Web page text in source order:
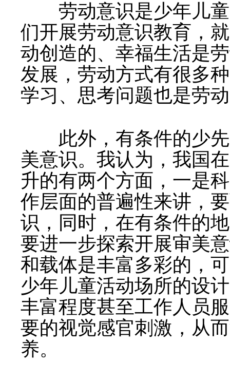
劳动意识是少年儿童
们开展劳动意识教育，
动创造的、幸福生活是
发展，劳动方式有很多
学习、思考问题也是劳
此外，有条件的少先
美意识。我认为，我国
升的有两个方面，一是
作层面的普遍性来讲，
识，同时，在有条件的
要进一步探索开展审美
和载体是丰富多彩的，
少年儿童活动场所的设
丰富程度甚至工作人员
要的视觉感官刺激，从
养。